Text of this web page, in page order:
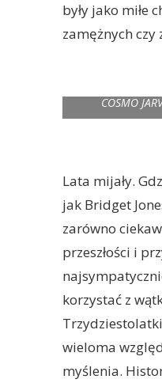
były jako miłe
zamężnych czy
COSMO
Lata mijały.
jak Bridget
zarówno
przeszłości i
korzystać z
wieloma
myślenia.